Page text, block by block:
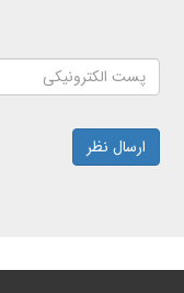
ارسال نظر